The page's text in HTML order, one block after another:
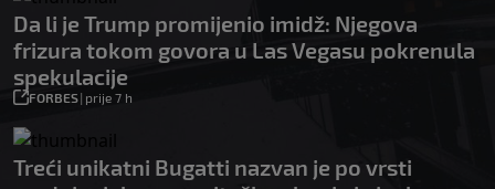
Da li je Trump promijenio imidž: Njegova
frizura tokom govora u Las Vegasu pokrenula
spekulacije
FORBES| prije 7 h
Treći unikatni Bugatti nazvan je po vrsti